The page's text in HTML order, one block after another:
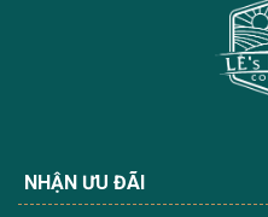
NHẬN ƯU ĐÃI